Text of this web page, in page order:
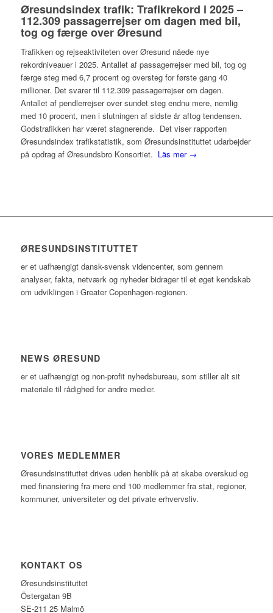
Øresundsindex trafik: Trafikrekord i 2025 –
112.309 passagerrejser om dagen med bil,
tog og færge over Øresund
Trafikken og rejseaktiviteten over Øresund nåede nye
rekordniveauer i 2025. Antallet af passagerrejser med bil, tog og
færge steg med 6,7 procent og oversteg for første gang 40
millioner. Det svarer til 112.309 passagerrejser om dagen.
Antallet af pendlerrejser over sundet steg endnu mere, nemlig
med 10 procent, men i slutningen af sidste år aftog tendensen.
Godstrafikken har været stagnerende. Det viser rapporten
Øresundsindex trafikstatistik, som Øresundsinstituttet udarbejder
på opdrag af Øresundsbro Konsortiet. Läs mer →
ØRESUNDSINSTITUTTET
er et uafhængigt dansk-svensk videncenter, som gennem
analyser, fakta, netværk og nyheder bidrager til et øget kendskab
om udviklingen i Greater Copenhagen-regionen.
NEWS ØRESUND
er et uafhængigt og non-profit nyhedsbureau, som stiller alt sit
materiale til rådighed for andre medier.
VORES MEDLEMMER
Øresundsinstituttet drives uden henblik på at skabe overskud og
med finansiering fra mere end 100 medlemmer fra stat, regioner,
kommuner, universiteter og det private erhvervsliv.
KONTAKT OS
Øresundsinstituttet
Östergatan 9B
SE-211 25 Malmö